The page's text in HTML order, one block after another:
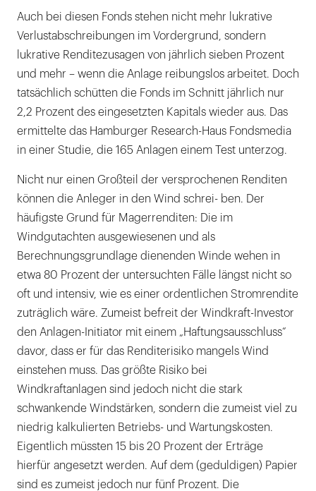
Auch bei diesen Fonds stehen nicht mehr lukrative
Verlustabschreibungen im Vordergrund, sondern
lukrative Renditezusagen von jährlich sieben Prozent
und mehr – wenn die Anlage reibungslos arbeitet. Doch
tatsächlich schütten die Fonds im Schnitt jährlich nur
2,2 Prozent des eingesetzten Kapitals wieder aus. Das
ermittelte das Hamburger Research-Haus Fondsmedia
in einer Studie, die 165 Anlagen einem Test unterzog.
Nicht nur einen Großteil der versprochenen Renditen
können die Anleger in den Wind schrei- ben. Der
häufigste Grund für Magerrenditen: Die im
Windgutachten ausgewiesenen und als
Berechnungsgrundlage dienenden Winde wehen in
etwa 80 Prozent der untersuchten Fälle längst nicht so
oft und intensiv, wie es einer ordentlichen Stromrendite
zuträglich wäre. Zumeist befreit der Windkraft-Investor
den Anlagen-Initiator mit einem „Haftungsausschluss“
davor, dass er für das Renditerisiko mangels Wind
einstehen muss. Das größte Risiko bei
Windkraftanlagen sind jedoch nicht die stark
schwankende Windstärken, sondern die zumeist viel zu
niedrig kalkulierten Betriebs- und Wartungskosten.
Eigentlich müssten 15 bis 20 Prozent der Erträge
hierfür angesetzt werden. Auf dem (geduldigen) Papier
sind es zumeist jedoch nur fünf Prozent. Die